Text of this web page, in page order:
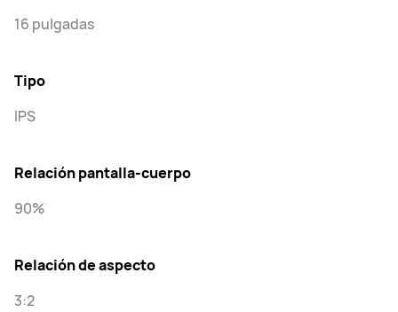
16 pulgadas
Tipo
IPS
Relación pantalla-cuerpo
90%
Relación de aspecto
3:2